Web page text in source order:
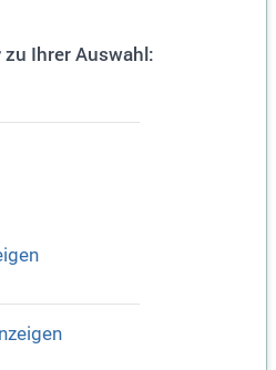
zu Ihrer Auswahl: